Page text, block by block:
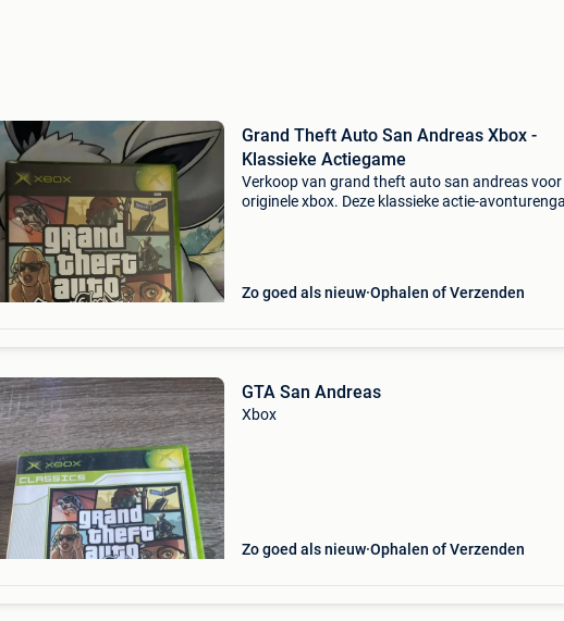
Grand Theft Auto San Andreas Xbox -
Klassieke Actiegame
Verkoop van grand theft auto san andreas voor
originele xbox. Deze klassieke actie-
Zo goed als nieuw Ophalen of Verzenden
GTA San Andreas
Xbox
Zo goed als nieuw Ophalen of Verzenden